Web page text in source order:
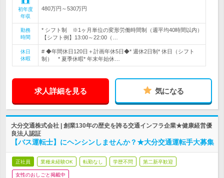
初年度
年収
480万円～530万円
勤務
時間
* シフト制 ※1ヶ月単位の変形労働時間制（週平均40時間以内）
【シフト例】13:00～22:00（…
休日
休暇
# ◆年間休日120日＋計画年休5日◆* 週休2日制* 休日（シフト
制） * 夏季休暇* 年末年始休…
求人詳細を見る 気になる
大分交通株式会社 | 創業130年の歴史を誇る交通インフラ企業★健康経営優
良法人認証
【バス運転士】にヘンシンしませんか？★大分交通運転手大募集
正社員 業種未経験OK 転勤なし 学歴不問 第二新卒歓迎
女性のおしごと掲載中